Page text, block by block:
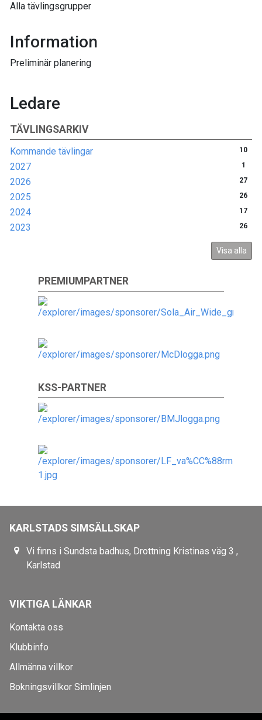
TÄVLINGSARKIV
Kommande tävlingar 10
2027 1
2026 27
2025 26
2024 17
2023 26
Visa alla
Alla tävlingsgrupper
Information
Preliminär planering
Ledare
PREMIUMPARTNER
KSS-PARTNER
KARLSTADS SIMSÄLLSKAP
Vi finns i Sundsta badhus, Drottning Kristinas väg 3 ,
Karlstad
VIKTIGA LÄNKAR
Kontakta oss
Klubbinfo
Allmänna villkor
Bokningsvillkor Simlinjen